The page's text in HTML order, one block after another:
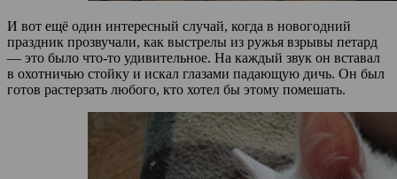
И вот ещё один интересный случай, когда в новогодний
праздник прозвучали, как выстрелы из ружья взрывы петард
— это было что-то удивительное. На каждый звук он вставал
в охотничью стойку и искал глазами падающую дичь. Он был
готов растерзать любого, кто хотел бы этому помешать.